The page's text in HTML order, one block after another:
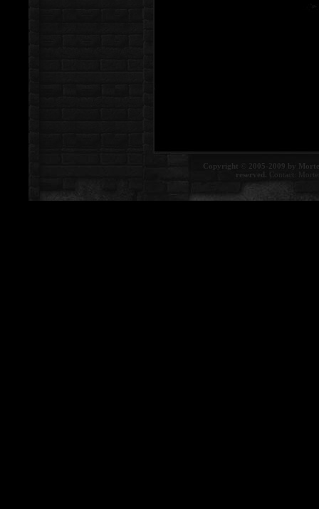
Copyright © 2005-2009 by
reserved. Contact: